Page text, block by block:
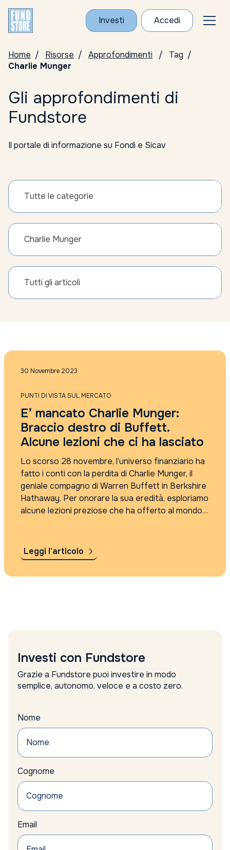
Investi Accedi
Home Risorse Approfondimenti
Tag
Charlie Munger
Gli approfondimenti di
Fundstore
Il portale di informazione su Fondi e Sicav
Tutte le categorie
Charlie Munger
Tutti gli articoli
30 Novembre 2023
PUNTI DI VISTA SUL MERCATO
E’ mancato Charlie Munger:
Braccio destro di Buffett.
Alcune lezioni che ci ha lasciato
Lo scorso 28 novembre, l’universo finanziario ha
fatto i conti con la perdita di Charlie Munger, il
geniale compagno di Warren Buffett in Berkshire
Hathaway. Per onorare la sua eredità, esploriamo
alcune lezioni preziose che ha offerto al mondo
a...
Leggi l'articolo
Investi con Fundstore
Grazie a Fundstore puoi investire in modo
semplice, autonomo, veloce e a costo zero.
Nome
Cognome
Email